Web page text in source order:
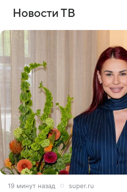
Новости ТВ
19 минут назад super.ru